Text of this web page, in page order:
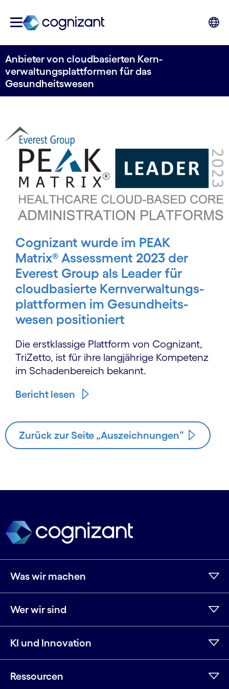
Anbieter von cloud­basierten Kern­
verwaltungs­plattformen für das
Gesundheits­wesen
Cognizant wurde im PEAK
Matrix® Assessment 2023 der
Everest Group als Leader für
cloud­basierte Kern­ver­waltungs­
platt­formen im Gesundheits­
wesen positioniert
Die erstklassige Plattform von Cognizant,
TriZetto, ist für ihre langjährige Kompetenz
im Schaden­bereich bekannt.
Bericht lesen
Zurück zur Seite „Auszeichnungen“
Was wir machen
Wer wir sind
KI und Innovation
Ressourcen